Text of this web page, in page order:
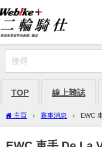
TOP 線上雜誌
主頁 賽事消息 EWC